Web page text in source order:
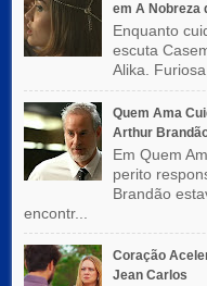
em A Nobreza
Enquanto
escuta
Alika.
Quem Ama
Arthur
Em Quem
perito
Brandão
encontr...
Coração
Jean Carlos